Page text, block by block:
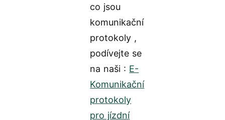
co jsou
komunikační
protokoly ,
podívejte se
na naši : E-
Komunikační
protokoly
pro jízdní